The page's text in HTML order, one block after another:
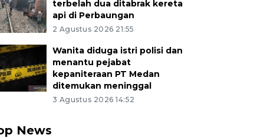
terbelah dua ditabrak kereta
api di Perbaungan
2 Agustus 2026 21:55
Wanita diduga istri polisi dan
menantu pejabat
kepaniteraan PT Medan
ditemukan meninggal
3 Agustus 2026 14:52
News